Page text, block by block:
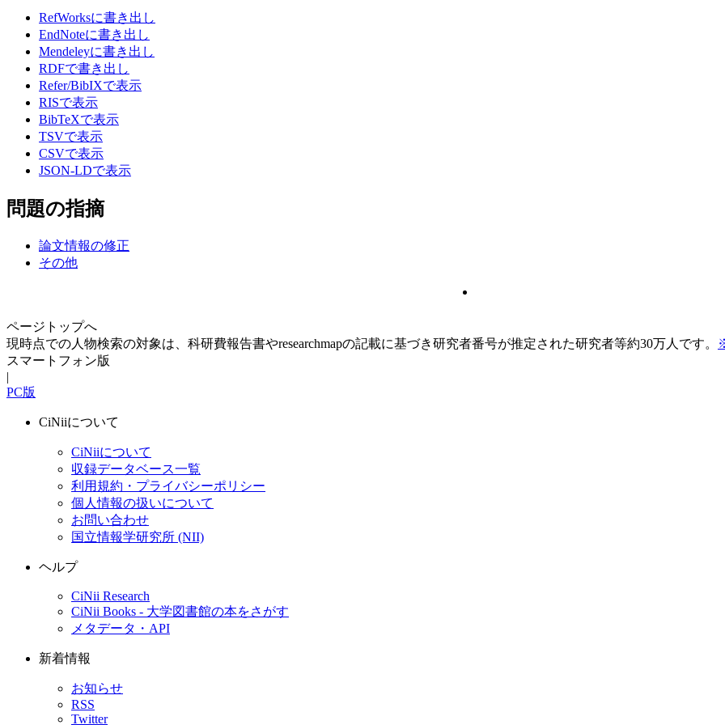
RefWorksに書き出し
EndNoteに書き出し
Mendeleyに書き出し
RDFで書き出し
Refer/BibIXで表示
RISで表示
BibTeXで表示
TSVで表示
CSVで表示
JSON-LDで表示
問題の指摘
論文情報の修正
その他
ページトップへ
現時点での人物検索の対象は、科研費報告書やresearchmapの記載に基づき研究者番号が推定された研究者等約30万人です。
スマートフォン版
|
PC版
CiNiiについて
CiNiiについて
収録データベース一覧
利用規約・プライバシーポリシー
個人情報の扱いについて
お問い合わせ
国立情報学研究所 (NII)
ヘルプ
CiNii Research
CiNii Books - 大学図書館の本をさがす
メタデータ・API
新着情報
お知らせ
RSS
Twitter